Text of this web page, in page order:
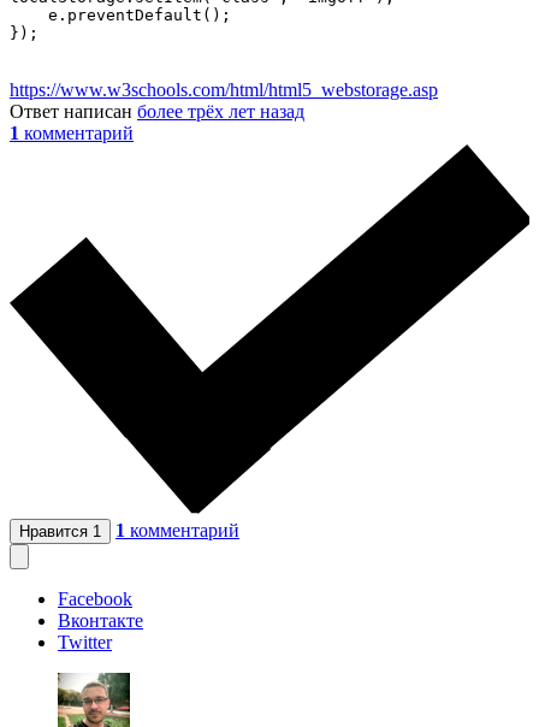
    e.preventDefault();
});
https://www.w3schools.com/html/html5_webstorage.asp
Ответ написан более трёх лет назад
1 комментарий
Нравится 1 1 комментарий
Facebook
Вконтакте
Twitter